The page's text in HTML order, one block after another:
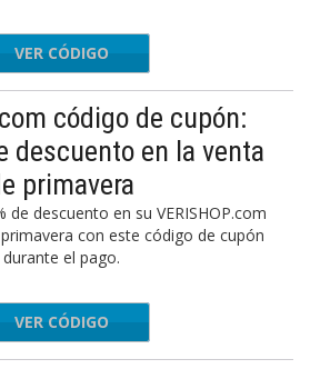
4WHVGLD
VER CÓDIGO
código de cupón:
descuento en la venta
primavera
de descuento en su VERISHOP.com
con este código de cupón
durante el pago.
TSPRING
VER CÓDIGO